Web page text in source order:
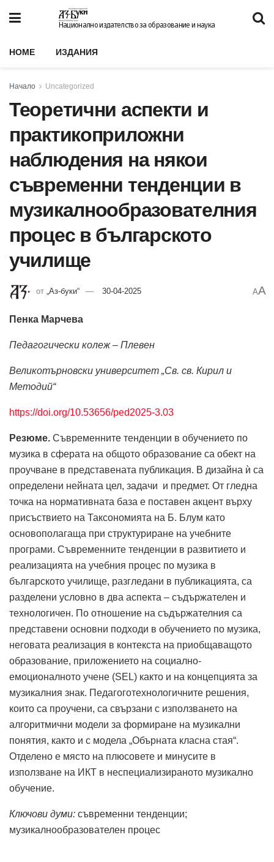
Национално издателство за образование и наука
HOME ИЗДАНИЯ
Начало Uncategorized
Теоретични аспекти и
практикоприложни
наблюдения на някои
съвременни тенденции в
музикалнообразователния
процес в българското
училище
от „Аз-буки“ 30-04-2025 AA
Пенка Марчева
Педагогически колеж – Плевен
Великотърновски университет „Св. св. Кирил и
Методий“
https://doi.org/10.53656/ped2025-3.03
Резюме. Съвременните тенденции в обучението по
музика в сферата на общото образование са обект на
проучване в представената публикация. В дизайна ѝ са
определени нейната цел, задачи и предмет. От гледна
точка на нормативната база е поставен акцент върху
присъствието на Таксономията на Б. Блум като
основополагаща при структуриране на учебните
програми. Съвременните тенденции в развитието и
реализацията на учебния процес по музика в
българското училище, разгледани в публикацията, са
разделени условно в два аспекта – съдържателен и
технологичен. По отношениe на съдържателния са
представени основни подходи в обучението по музика,
неговата реализация в контекста на приобщаващото
образование, приложението на социално-
емоционалното учене (SEL) както и на концепцията за
музикалния знак. Педагоготехнологичните решения,
които са проучени, са свързани с използването на
алгоритмични модели за формиране на музикални
понятия, както и с модела „Обърната класна стая“.
Отделено е място на плюсовете и минусите в
използване на ИКТ в неспециализираното музикално
обучение.
Ключови думи: съвременни тенденции;
музикалнообразователен процес